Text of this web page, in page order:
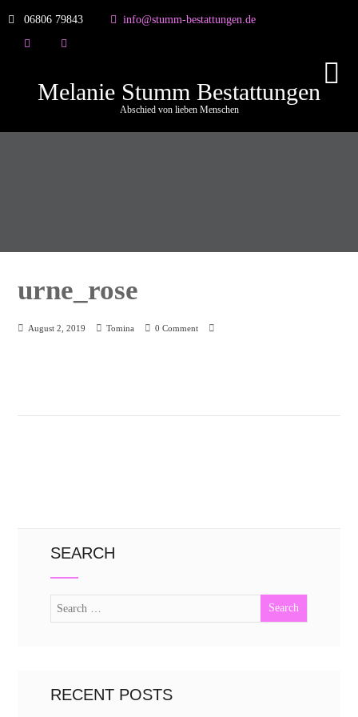
06806 79843 info@stumm-bestattungen.de
Melanie Stumm Bestattungen
Abschied von lieben Menschen
urne_rose
August 2, 2019 Tomina 0 Comment
SEARCH
RECENT POSTS